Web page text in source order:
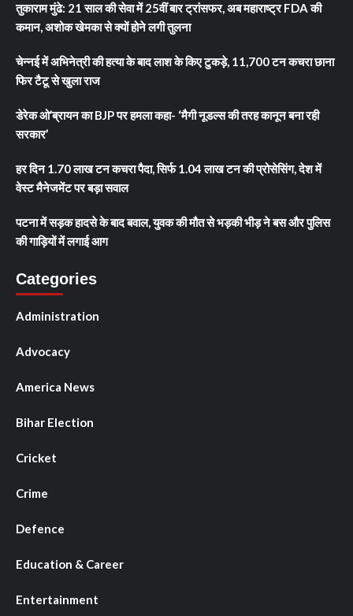
तुकाराम मुंढे: 21 साल की सेवा में 25वीं बार ट्रांसफर, अब महाराष्ट्र FDA की
कमान, अशोक खेमका से क्यों होने लगी तुलना
चेन्नई में अभिनेत्री की हत्या के बाद लाश के किए टुकड़े, 11,700 टन कचरा छाना
फिर टैटू से खुला राज
डेरेक ओ’ब्रायन का BJP पर हमला कहा- ‘मैगी नूडल्स की तरह कानून बना रही
सरकार’
हर दिन 1.70 लाख टन कचरा पैदा, सिर्फ 1.04 लाख टन की प्रोसेसिंग, देश में
वेस्ट मैनेजमेंट पर बड़ा सवाल
पटना में सड़क हादसे के बाद बवाल, युवक की मौत से भड़की भीड़ ने बस और पुलिस
की गाड़ियों में लगाई आग
Categories
Administration
Advocacy
America News
Bihar Election
Cricket
Crime
Defence
Education & Career
Entertainment